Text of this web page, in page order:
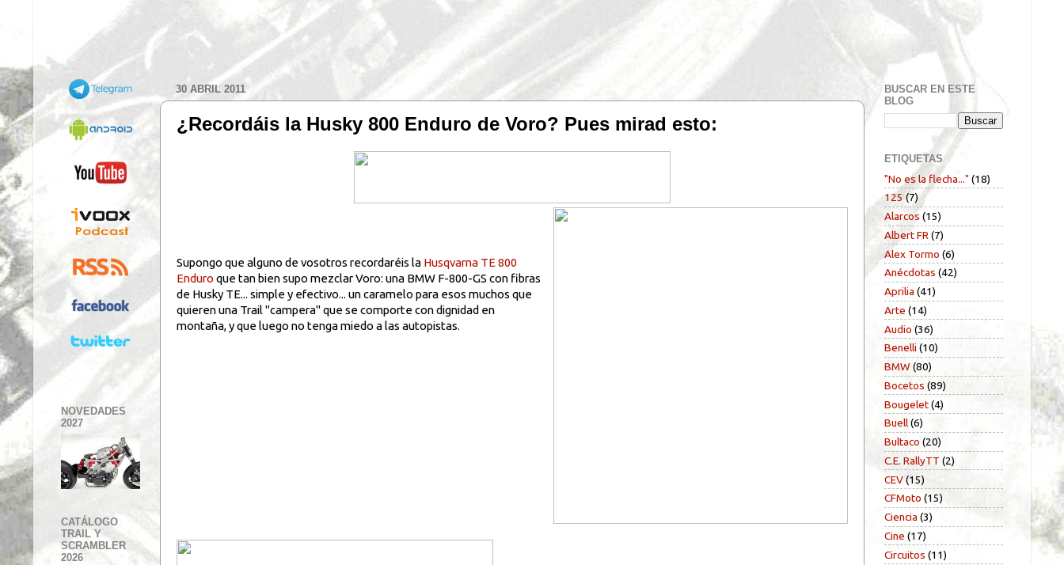
30 ABRIL 2011
¿Recordáis la Husky 800 Enduro de Voro? Pues mirad esto:
Supongo que alguno de vosotros recordaréis la Husqvarna TE 800
Enduro que tan bien supo mezclar Voro: una BMW F-800-GS con fibras
de Husky TE... simple y efectivo... un caramelo para esos muchos que
quieren una Trail "campera" que se comporte con dignidad en
montaña, y que luego no tenga miedo a las autopistas.
NOVEDADES
2027
CATÁLOGO
TRAIL Y
SCRAMBLER
2026
BUSCAR EN ESTE
BLOG
ETIQUETAS
"No es la flecha..." (18)
125 (7)
Alarcos (15)
Albert FR (7)
Alex Tormo (6)
Anécdotas (42)
Aprilia (41)
Arte (14)
Audio (36)
Benelli (10)
BMW (80)
Bocetos (89)
Bougelet(4)
Buell(6)
Bultaco (20)
C.E. RallyTT (2)
CEV(15)
CFMoto (15)
Ciencia (3)
Cine (17)
Circuitos (11)